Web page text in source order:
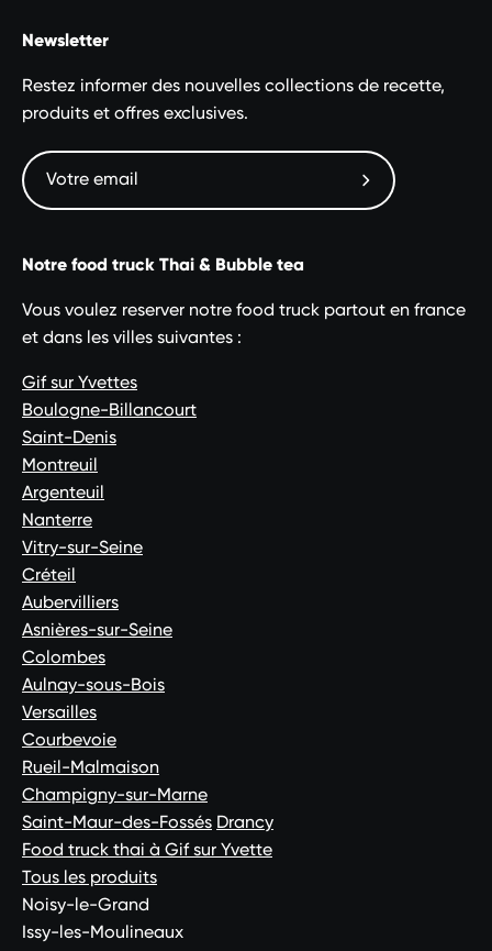
Newsletter
Restez informer des nouvelles collections de recette,
produits et offres exclusives.
Abonnez-
newsletter
Notre food truck Thai & Bubble tea
Vous voulez reserver notre food truck partout en france
et dans les villes suivantes :
Gif sur Yvettes
Boulogne-Billancourt
Saint-Denis
Montreuil
Argenteuil
Nanterre
Vitry-sur-Seine
Créteil
Aubervilliers
Asnières-sur-Seine
Colombes
Aulnay-sous-Bois
Versailles
Courbevoie
Rueil-Malmaison
Champigny-sur-Marne
Saint-Maur-des-Fossés Drancy
Food truck thai à Gif sur Yvette
Tous les produits
Noisy-le-Grand
Issy-les-Moulineaux